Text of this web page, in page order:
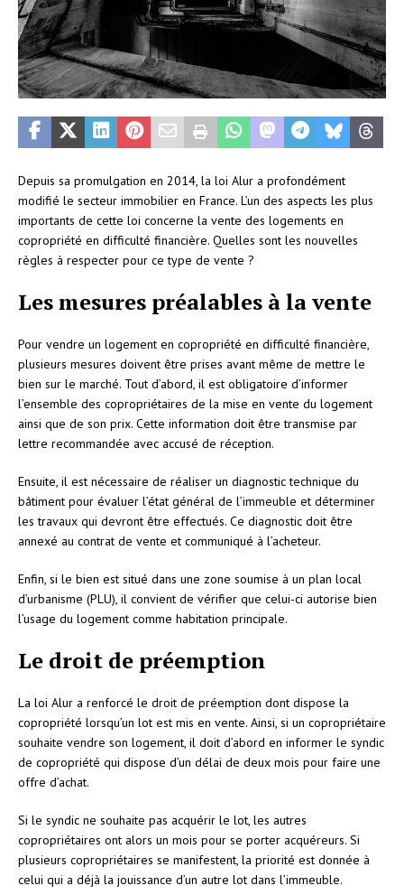
Depuis sa promulgation en 2014, la loi Alur a profondément
modifié le secteur immobilier en France. L’un des aspects les plus
importants de cette loi concerne la vente des logements en
copropriété en difficulté financière. Quelles sont les nouvelles
règles à respecter pour ce type de vente ?
Les mesures préalables à la vente
Pour vendre un logement en copropriété en difficulté financière,
plusieurs mesures doivent être prises avant même de mettre le
bien sur le marché. Tout d’abord, il est obligatoire d’informer
l’ensemble des copropriétaires de la mise en vente du logement
ainsi que de son prix. Cette information doit être transmise par
lettre recommandée avec accusé de réception.
Ensuite, il est nécessaire de réaliser un diagnostic technique du
bâtiment pour évaluer l’état général de l’immeuble et déterminer
les travaux qui devront être effectués. Ce diagnostic doit être
annexé au contrat de vente et communiqué à l’acheteur.
Enfin, si le bien est situé dans une zone soumise à un plan local
d’urbanisme (PLU), il convient de vérifier que celui-ci autorise bien
l’usage du logement comme habitation principale.
Le droit de préemption
La loi Alur a renforcé le droit de préemption dont dispose la
copropriété lorsqu’un lot est mis en vente. Ainsi, si un copropriétaire
souhaite vendre son logement, il doit d’abord en informer le syndic
de copropriété qui dispose d’un délai de deux mois pour faire une
offre d’achat.
Si le syndic ne souhaite pas acquérir le lot, les autres
copropriétaires ont alors un mois pour se porter acquéreurs. Si
plusieurs copropriétaires se manifestent, la priorité est donnée à
celui qui a déjà la jouissance d’un autre lot dans l’immeuble.